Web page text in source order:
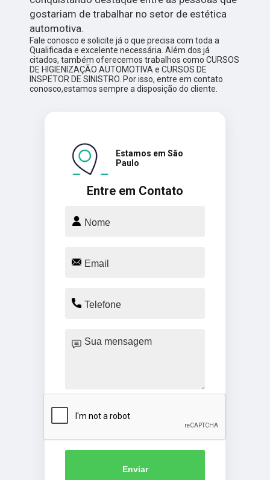
gostariam de trabalhar no setor de estética
automotiva.
Fale conosco e solicite já o que precisa com toda a
Qualificada e excelente necessária. Além dos já
citados, também oferecemos trabalhos como CURSOS
DE HIGIENIZAÇÃO AUTOMOTIVA e CURSOS DE
INSPETOR DE SINISTRO. Por isso, entre em contato
conosco,estamos sempre a disposição do cliente.
Entre em Contato
Estamos em São
Paulo
Enviar